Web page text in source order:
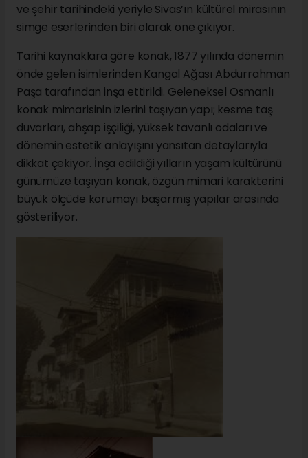
ve şehir tarihindeki yeriyle Sivas’ın kültürel mirasının
simge eserlerinden biri olarak öne çıkıyor.
Tarihi kaynaklara göre konak, 1877 yılında dönemin
önde gelen isimlerinden Kangal Ağası Abdurrahman
Paşa tarafından inşa ettirildi. Geleneksel Osmanlı
konak mimarisinin izlerini taşıyan yapı; kesme taş
duvarları, ahşap işçiliği, yüksek tavanlı odaları ve
dönemin estetik anlayışını yansıtan detaylarıyla
dikkat çekiyor. İnşa edildiği yılların yaşam kültürünü
günümüze taşıyan konak, özgün mimari karakterini
büyük ölçüde korumayı başarmış yapılar arasında
gösteriliyor.